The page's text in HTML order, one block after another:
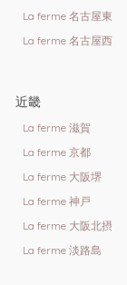
La ferme 名古屋東
La ferme 名古屋西
近畿
La ferme 滋賀
La ferme 京都
La ferme 大阪堺
La ferme 神戸
La ferme 大阪北摂
La ferme 淡路島